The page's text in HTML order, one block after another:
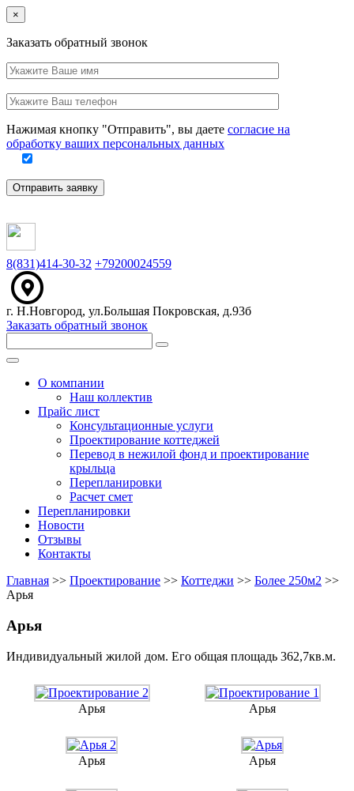
×
Заказать обратный звонок
Ваше
имя
это
Ваш
телефон
Нажимая кнопку "Отправить", вы даете согласие на
обработку ваших персональных данных
Отправить заявку
8(831)414-30-32 +79200024559
г. Н.Новгород, ул.Большая Покровская, д.93б
Заказать обратный звонок
Меню
О компании
Наш коллектив
Прайс лист
Консультационные услуги
Проектирование коттеджей
Перевод в нежилой фонд и проектирование
крыльца
Перепланировки
Расчет смет
Перепланировки
Новости
Отзывы
Контакты
Главная >> Проектирование >> Коттеджи >> Более 250м2 >>
Арья
Арья
Индивидуальный жилой дом. Его общая площадь 362,7кв.м.
Арья Арья
Арья Арья